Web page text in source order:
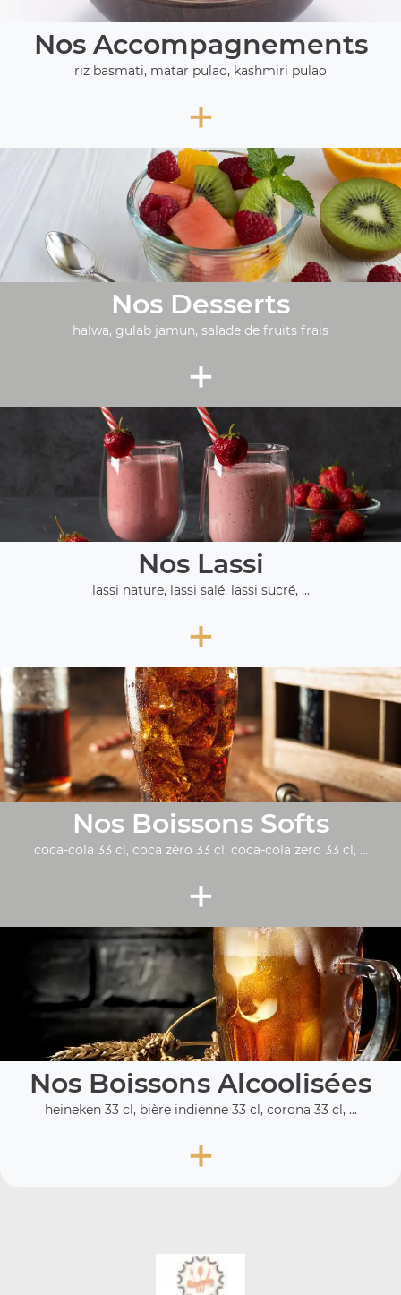
Nos Accompagnements
riz basmati, matar pulao, kashmiri pulao
+
Nos Desserts
halwa, gulab jamun, salade de fruits frais
+
Nos Lassi
lassi nature, lassi salé, lassi sucré, ...
+
Nos Boissons Softs
coca-cola 33 cl, coca zéro 33 cl, coca-cola zero 33 cl, ...
+
Nos Boissons Alcoolisées
heineken 33 cl, bière indienne 33 cl, corona 33 cl, ...
+